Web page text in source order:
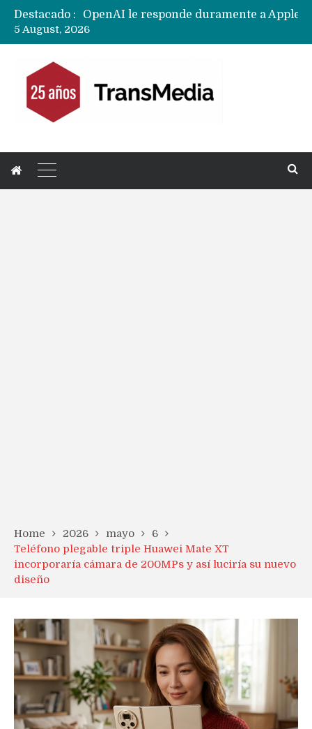
Destacado :
Fuertes ganancias de AMEC el proveedor clave para la fabricación de chips y memorias para CXMT, SMIC y Huawei
5 August, 2026
Home 2026 mayo
6
Teléfono plegable triple Huawei Mate XT
incorporaría cámara de 200MPs y así luciría su nuevo
diseño